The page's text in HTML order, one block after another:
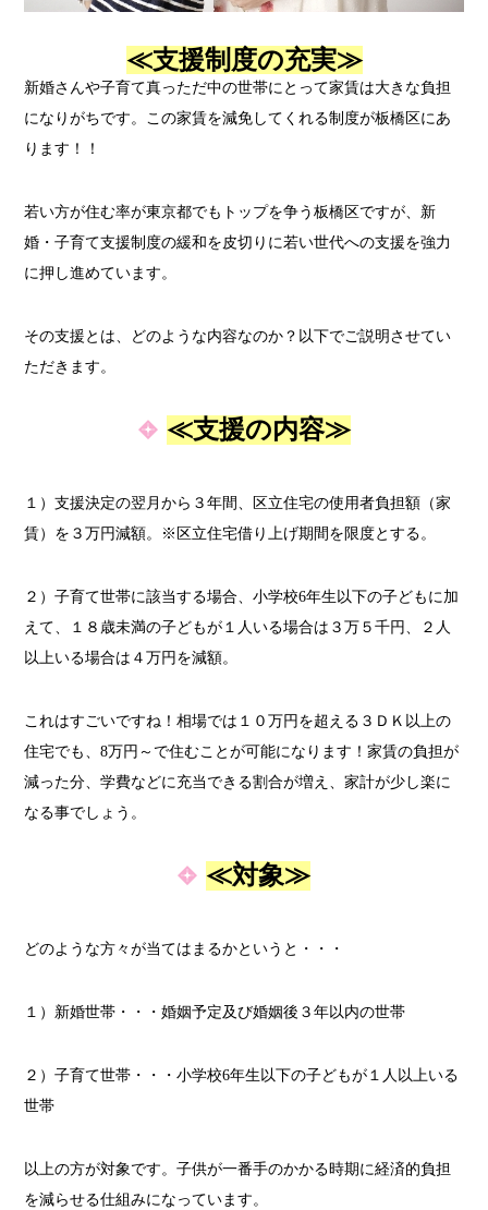
≪支援制度の充実≫
新婚さんや子育て真っただ中の世帯にとって家賃は大きな負担
になりがちです。この家賃を減免してくれる制度が板橋区にあ
ります！！
若い方が住む率が東京都でもトップを争う板橋区ですが、新
婚・子育て支援制度の緩和を皮切りに若い世代への支援を強力
に押し進めています。
その支援とは、どのような内容なのか？以下でご説明させてい
ただきます。
≪支援の内容≫
１）支援決定の翌月から３年間、区立住宅の使用者負担額（家
賃）を３万円減額。※区立住宅借り上げ期間を限度とする。
２）子育て世帯に該当する場合、小学校6年生以下の子どもに加
えて、１８歳未満の子どもが１人いる場合は３万５千円、２人
以上いる場合は４万円を減額。
これはすごいですね！相場では１０万円を超える３ＤＫ以上の
住宅でも、8万円～で住むことが可能になります！家賃の負担が
減った分、学費などに充当できる割合が増え、家計が少し楽に
なる事でしょう。
≪対象≫
どのような方々が当てはまるかというと・・・
１）新婚世帯・・・婚姻予定及び婚姻後３年以内の世帯
２）子育て世帯・・・小学校6年生以下の子どもが１人以上いる
世帯
以上の方が対象です。子供が一番手のかかる時期に経済的負担
を減らせる仕組みになっています。